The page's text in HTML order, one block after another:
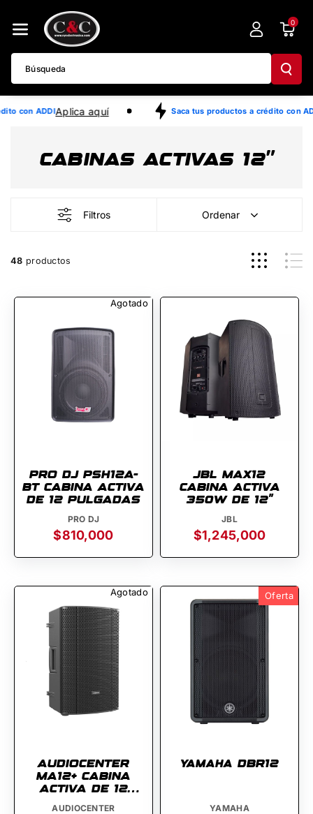
Directamente
Al Contenido
Búsqueda
0
ADDIAplica aquí Saca tus productos a crédito con ADDI
CABINAS ACTIVAS 12"
Filtros Ordenar
48 productos
Agotado
PRO DJ PSH12A-
BT CABINA ACTIVA
DE 12 PULGADAS
PRO DJ
$810,000
JBL MAX12
CABINA ACTIVA
350W DE 12''
JBL
$1,245,000
Agotado
AUDIOCENTER
MA12+ CABINA
ACTIVA DE 12
AUDIOCENTER
Oferta
Yamaha DBR12
YAMAHA